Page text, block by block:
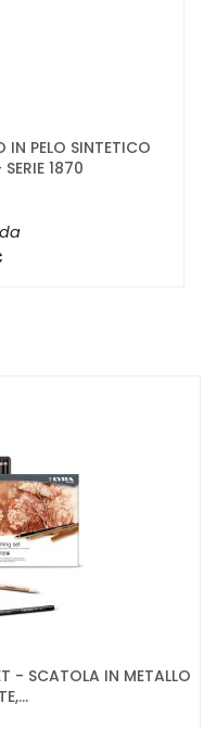
IN PELO SINTETICO
1870
- SCATOLA IN METALLO